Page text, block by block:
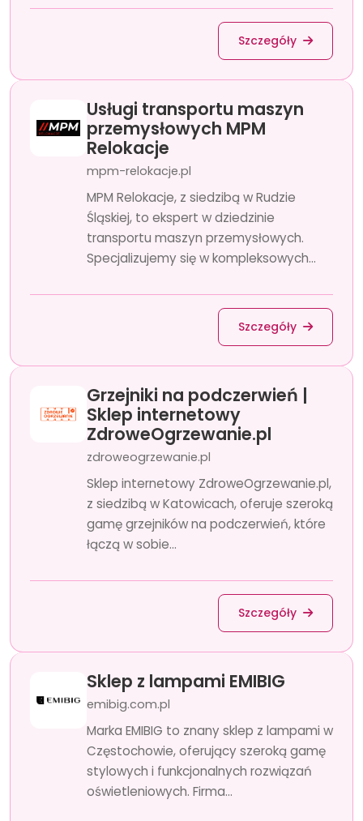
Szczegóły
Usługi transportu maszyn
przemysłowych MPM
Relokacje
mpm-relokacje.pl
MPM Relokacje, z siedzibą w Rudzie
Śląskiej, to ekspert w dziedzinie
transportu maszyn przemysłowych.
Specjalizujemy się w kompleksowych...
Szczegóły
Grzejniki na podczerwień |
Sklep internetowy
ZdroweOgrzewanie.pl
zdroweogrzewanie.pl
Sklep internetowy ZdroweOgrzewanie.pl,
z siedzibą w Katowicach, oferuje szeroką
gamę grzejników na podczerwień, które
łączą w sobie...
Szczegóły
Sklep z lampami EMIBIG
emibig.com.pl
Marka EMIBIG to znany sklep z lampami w
Częstochowie, oferujący szeroką gamę
stylowych i funkcjonalnych rozwiązań
oświetleniowych. Firma...